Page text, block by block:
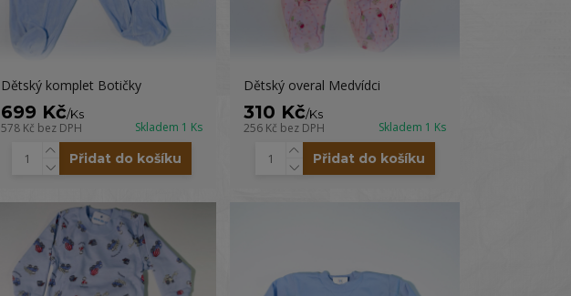
Dětský komplet Botičky
699 Kč/Ks
578 Kč bez DPH Skladem 1 Ks
Přidat do košíku
Dětský overal Medvídci
310 Kč/Ks
256 Kč bez DPH Skladem 1 Ks
Přidat do košíku